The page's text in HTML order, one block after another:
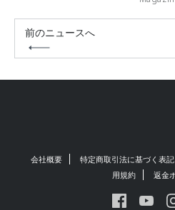
前のニュースへ
会社概要 特定商取引法に基づく表記
用規約
返金